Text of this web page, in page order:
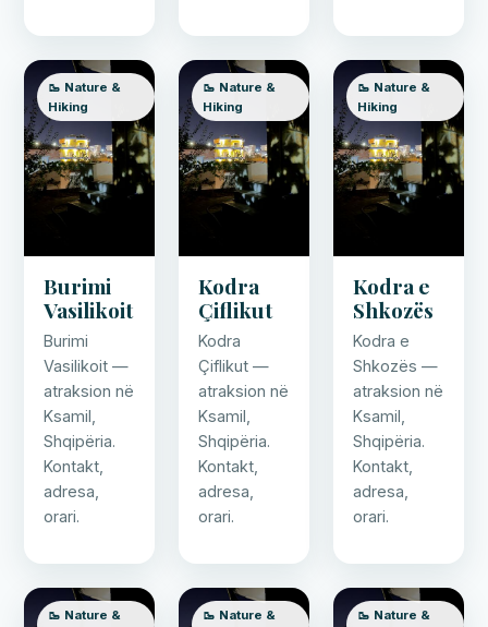
🥾 Nature &
Hiking
Burimi
Vasilikoit
Burimi
Vasilikoit —
atraksion në
Ksamil,
Shqipëria.
Kontakt,
adresa,
orari.
🥾 Nature &
Hiking
Kodra
Çiflikut
Kodra
Çiflikut —
atraksion në
Ksamil,
Shqipëria.
Kontakt,
adresa,
orari.
🥾 Nature &
Hiking
Kodra e
Shkozës
Kodra e
Shkozës —
atraksion në
Ksamil,
Shqipëria.
Kontakt,
adresa,
orari.
🥾 Nature &
🥾 Nature &
🥾 Nature &